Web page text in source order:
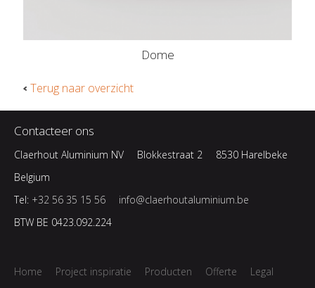
Dome
Terug naar overzicht
Contacteer ons
Claerhout Aluminium NV Blokkestraat 2
8530 Harelbeke
Belgium
Tel: +32 56 35 15 56
info@claerhoutaluminium.be
BTW BE 0423.092.224
Home Project inspiratie Producten Offerte Legal